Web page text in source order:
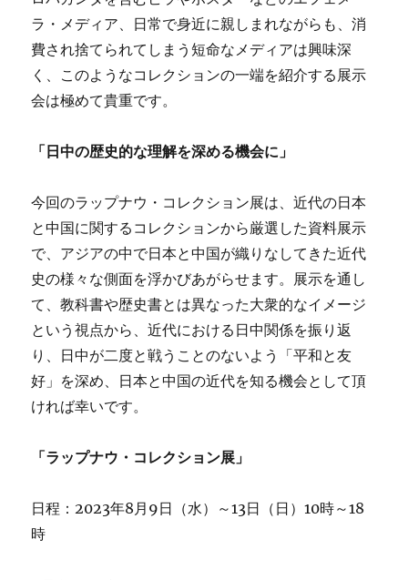
ラ・メディア、日常で身近に親しまれながらも、消
費され捨てられてしまう短命なメディアは興味深
く、このようなコレクションの一端を紹介する展示
会は極めて貴重です。
「日中の歴史的な理解を深める機会に」
今回のラップナウ・コレクション展は、近代の日本
と中国に関するコレクションから厳選した資料展示
で、アジアの中で日本と中国が織りなしてきた近代
史の様々な側面を浮かびあがらせます。展示を通し
て、教科書や歴史書とは異なった大衆的なイメージ
という視点から、近代における日中関係を振り返
り、日中が二度と戦うことのないよう「平和と友
好」を深め、日本と中国の近代を知る機会として頂
ければ幸いです。
「ラップナウ・コレクション展」
日程：2023年8月9日（水）～13日（日）10時～18
時